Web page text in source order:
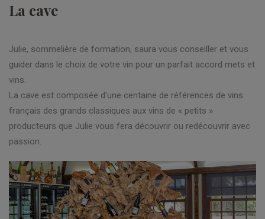
La cave
Julie, sommelière de formation, saura vous conseiller et vous
guider dans le choix de votre vin pour un parfait accord mets et
vins.
La cave est composée d'une centaine de références de vins
français des grands classiques aux vins de « petits »
producteurs que Julie vous fera découvrir ou redécouvrir avec
passion.